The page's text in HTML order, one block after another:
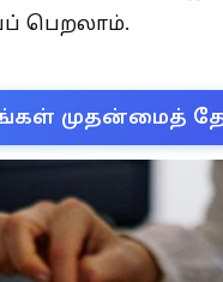
பெறலாம்.
முதன்மைத்